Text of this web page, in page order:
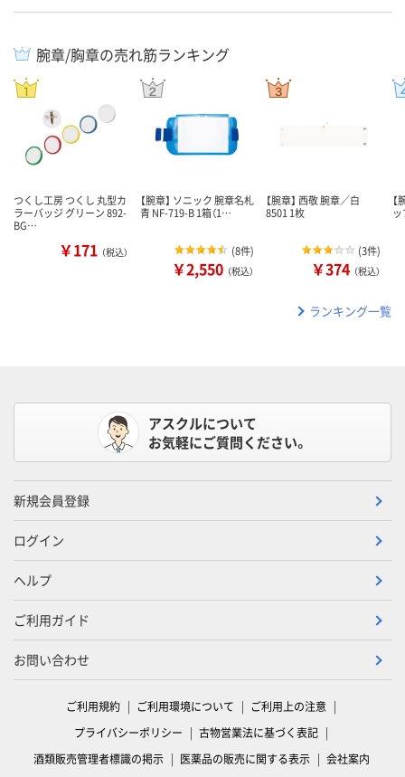
腕章/胸章の売れ筋ランキング
つくし工房 つくし 丸型カ
ラーバッジ グリーン 892-
BG…
￥171 （税込）
【腕章】 ソニック 腕章名札
青 NF-719-B 1箱（1…
(8件)
￥2,550 （税込）
【腕章】 西敬 腕章／白
8501 1枚
(3件)
￥374 （税込）
ランキング一覧
アスクルについて
お気軽にご質問ください。
新規会員登録
ログイン
ヘルプ
ご利用ガイド
お問い合わせ
ご利用規約 ご利用環境について
ご利用上の注意
プライバシーポリシー
古物営業法に基づく表記
酒類販売管理者標識の掲示
医薬品の販売に関する表示 会社案内